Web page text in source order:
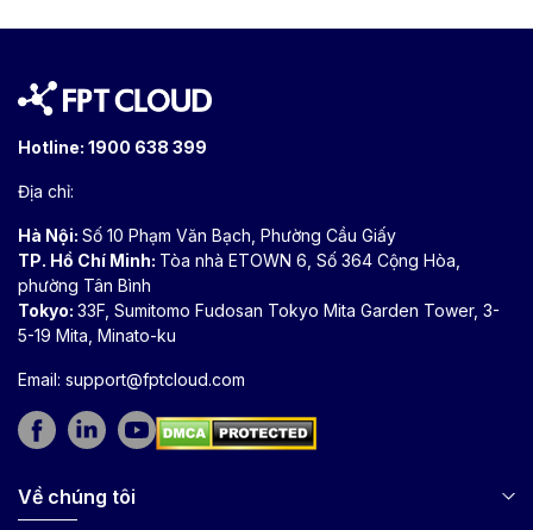
Hotline: 1900 638 399
Địa chỉ:
Hà Nội: Số 10 Phạm Văn Bạch, Phường Cầu Giấy
TP. Hồ Chí Minh: Tòa nhà ETOWN 6, Số 364 Cộng Hòa,
phường Tân Bình
Tokyo: 33F, Sumitomo Fudosan Tokyo Mita Garden Tower, 3-
5-19 Mita, Minato-ku
Email: support@fptcloud.com
Về chúng tôi